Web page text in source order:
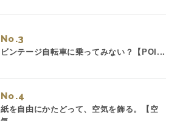
No.
ビンテージ自転車に乗ってみない？【POI...
No.
紙を自由にかたどって、空気を飾る。【空